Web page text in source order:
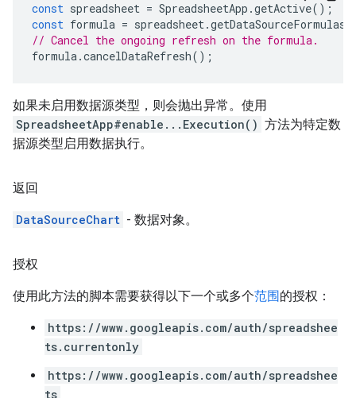
const spreadsheet = SpreadsheetApp .getActive();
const formula = spreadsheet.getDataSourceFormulas
// Cancel the ongoing refresh on the formula.
formula.cancelDataRefresh();
如果未启用数据源类型，则会抛出异常。使用
SpreadsheetApp#enable...Execution() 方法为特定数
据源类型启用数据执行。
返回
DataSourceChart - 数据对象。
授权
使用此方法的脚本需要获得以下一个或多个范围的授权：
https://www.googleapis.com/auth/spreadshee
ts.currentonly
https://www.googleapis.com/auth/spreadshee
ts